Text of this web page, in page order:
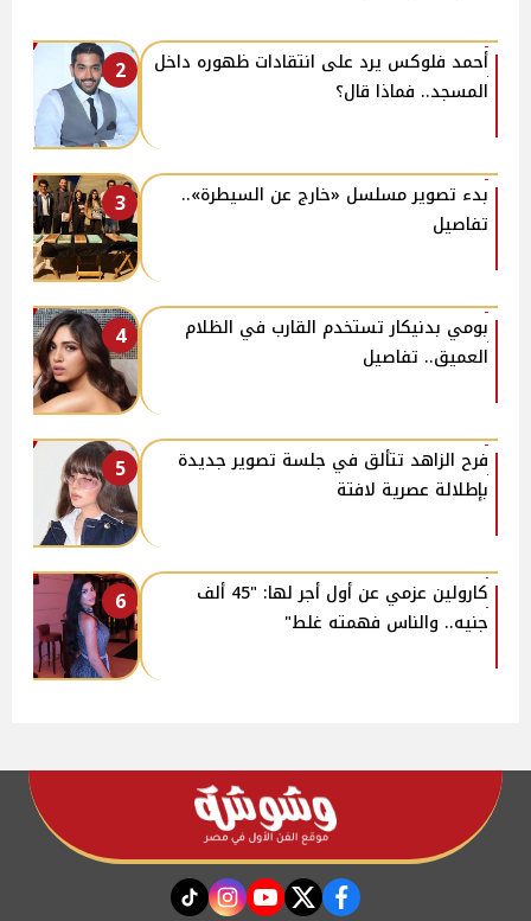
2
أحمد فلوكس يرد على انتقادات ظهوره داخل
المسجد.. فماذا قال؟
3
بدء تصوير مسلسل «خارج عن السيطرة»..
تفاصيل
4
بومي بدنيكار تستخدم القارب في الظلام
العميق.. تفاصيل
5
فرح الزاهد تتألق في جلسة تصوير جديدة
بإطلالة عصرية لافتة
6
كارولين عزمي عن أول أجر لها: "45 ألف
جنيه.. والناس فهمته غلط"
facebook
twitter
youtube
instagram
tiktok